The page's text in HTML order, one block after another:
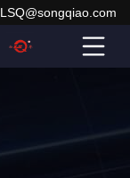
LSQ@songqiao.com